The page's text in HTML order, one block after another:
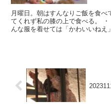
月曜日。朝はすんなりご飯を食
てくれず私の膝の上で食べる。
んな服を着せては「かわいいねえ